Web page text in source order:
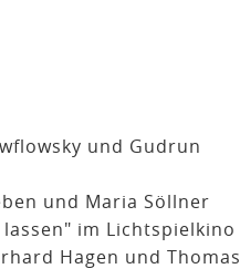
und Gudrun
und Maria Söllner
im Lichtspielkino
Hagen und Thomas